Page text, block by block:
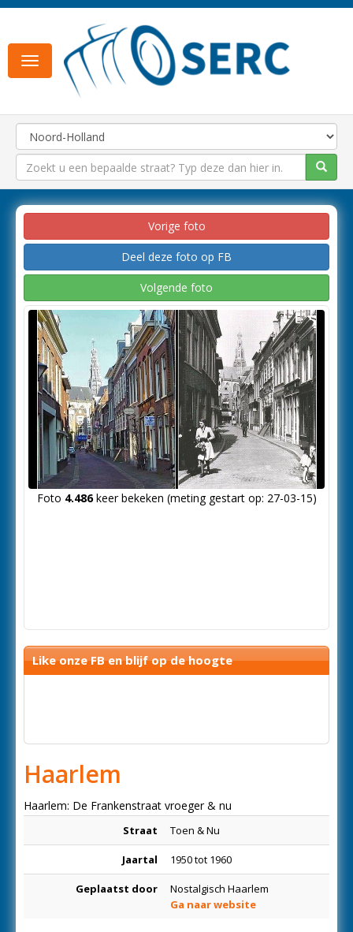
Toggle
navigation
Vorige foto
Deel deze foto op FB
Volgende foto
Foto 4.486keer bekeken (meting gestart op: 27-03-15)
Like onze FB en blijf op de hoogte
Haarlem
Haarlem: De Frankenstraat vroeger & nu
Straat Toen & Nu
Jaartal 1950 tot 1960
Geplaatst door
Nostalgisch Haarlem
Ga naar website